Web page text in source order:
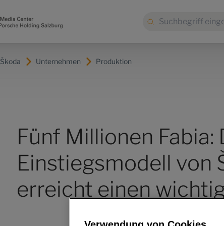
Škoda Unternehmen Produktion
Suche:
Fünf Millionen Fabia:
Einstiegsmodell von
erreicht einen